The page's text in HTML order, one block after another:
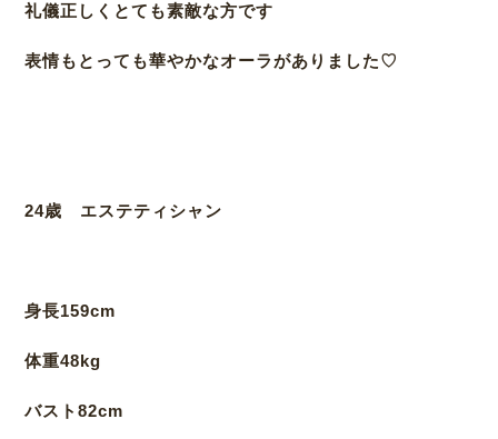
礼儀正しくとても素敵な方です
表情もとっても華やかなオーラがありました♡
24歳 エステティシャン
身長159cm
体重48kg
バスト82cm